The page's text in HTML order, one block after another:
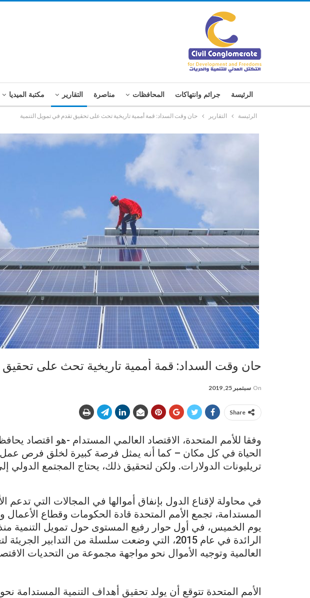
الرئيسة جرائم وانتهاكات المحافظات مناصرة التقارير مكتبة الميديا
الرئيسة التقارير حان وقت السداد: قمة أممية تاريخية تحث على تحقيق تقدم في تمويل التنمية
حان وقت السداد: قمة أممية تاريخية تحث على تحقيق
On سبتمبر 25, 2019
Share
وفقا للأمم المتحدة، الاقتصاد العالمي المستدام -هو اقتصاد
الحياة في كل مكان – كما أنه يمثل فرصة كبيرة لخلق فرص
تريليونات الدولارات. ولكن لتحقيق ذلك، يحتاج المجتمع الدولي
في محاولة لإقناع الدول بإنفاق أموالها في المجالات التي تدعم
المستدامة، تجمع الأمم المتحدة قادة الحكومات وقطاع الأعمال
يوم الخميس، في أول حوار رفيع المستوى حول تمويل التنمية
الرائدة في عام 2015، التي وضعت سلسلة من التدابير
العالمية وتوجيه الأموال نحو مواجهة مجموعة من التحديات